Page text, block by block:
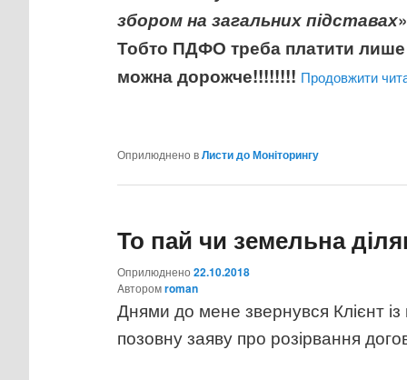
збором на загальних підставах»
Тобто ПДФО треба платити
можна дорожче!!!!!!!! Продовжити
Оприлюднено вЛисти до Моніторингу
То пай чи земельна
Оприлюднено22.10.2018
Aвторомroman
Днями до мене звернувся Клієнт
позовну заяву про розірвання